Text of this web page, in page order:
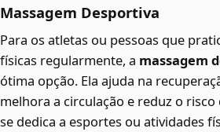
Massagem Desportiva
Para os atletas ou pessoas que
físicas regularmente, a massagem
ótima opção. Ela ajuda na
melhora a circulação e reduz o risco
se dedica a esportes ou atividades